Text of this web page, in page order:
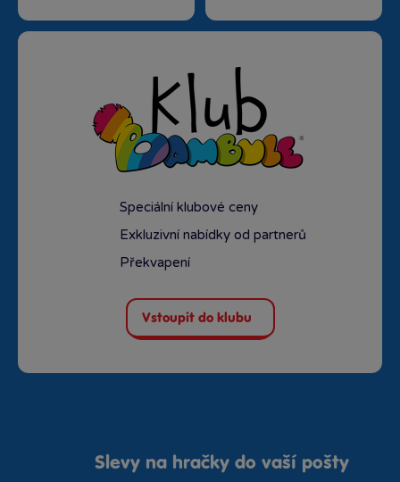
Speciální klubové ceny
Exkluzivní nabídky od partnerů
Překvapení
Vstoupit do klubu
Slevy na hračky do vaší pošty